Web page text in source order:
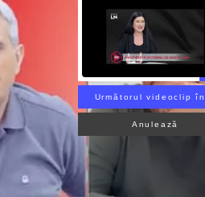
Următorul videoclip
Anulează